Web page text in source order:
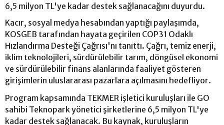
6,5 milyon TL'ye kadar destek sağlanacağını duyurdu.
Kacır, sosyal medya hesabından yaptığı paylaşımda,
KOSGEB tarafından hayata geçirilen COP31 Odaklı
Hızlandırma Desteği Çağrısı'nı tanıttı. Çağrı, temiz enerji,
iklim teknolojileri, sürdürülebilir tarım, döngüsel ekonomi
ve sürdürülebilir finans alanlarında faaliyet gösteren
girişimlerin uluslararası pazarlara açılmasını hedefliyor.
Program kapsamında TEKMER işletici kuruluşları ile GO
sahibi Teknopark yönetici şirketlerine 6,5 milyon TL'ye
kadar destek sağlanacak. Bu kaynak, kuruluşların